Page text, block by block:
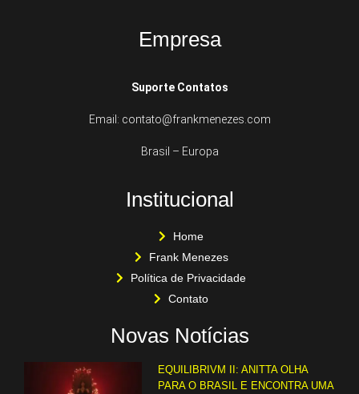
Empresa
Suporte Contatos
Email: contato@frankmenezes.com
Brasil – Europa
Institucional
Home
Frank Menezes
Política de Privacidade
Contato
Novas Notícias
EQUILIBRIVM II: ANITTA OLHA
PARA O BRASIL E ENCONTRA UMA